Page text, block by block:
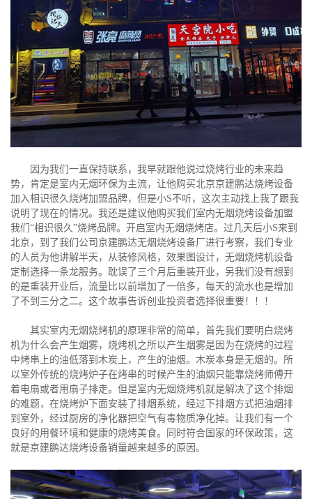
因为我们一直保持联系，我早就跟他说过烧烤行业的未来趋
势，肯定是室内无烟环保为主流，让他购买北京京建鹏达烧烤设备
加入相识很久烧烤加盟品牌，但是小S不听，这次主动找上我了跟我
说明了现在的情况。我还是建议他购买我们室内无烟烧烤设备加盟
我们“相识很久”烧烤品牌。开启室内无烟烧烤店。过几天后小S来到
北京，到了我们公司京建鹏达无烟烧烤设备厂进行考察，我们专业
的人员为他讲解半天，从装修风格，效果图设计，无烟烧烤机设备
定制选择一条龙服务。耽误了三个月后重装开业，另我们没有想到
的是重装开业后，流量比以前增加了一倍多，每天的流水也是增加
了不到三分之二。这个故事告诉创业投资者选择很重要！！！
其实室内无烟烧烤机的原理非常的简单，首先我们要明白烧烤
机为什么会产生烟雾，烧烤机之所以产生烟雾是因为在烧烤的过程
中烤串上的油低落到木炭上，产生的油烟。木炭本身是无烟的。所
以室外传统的烧烤炉子在烤串的时候产生的油烟只能靠烧烤师傅开
着电扇或者用扇子排走。但是室内无烟烧烤机就是解决了这个排烟
的难题，在烧烤炉下面安装了排烟系统，经过下排烟方式把油烟排
到室外，经过厨房的净化器把空气有毒物质净化掉。让我们有一个
良好的用餐环境和健康的烧烤美食。同时符合国家的环保政策，这
就是京建鹏达烧烤设备销量越来越多的原因。